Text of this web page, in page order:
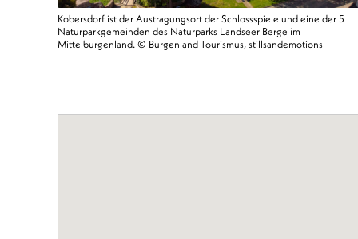
Kobersdorf ist der Austragungsort der Schlossspiele und eine der 5
Naturparkgemeinden des Naturparks Landseer Berge im
Mittelburgenland. © Burgenland Tourismus, stillsandemotions